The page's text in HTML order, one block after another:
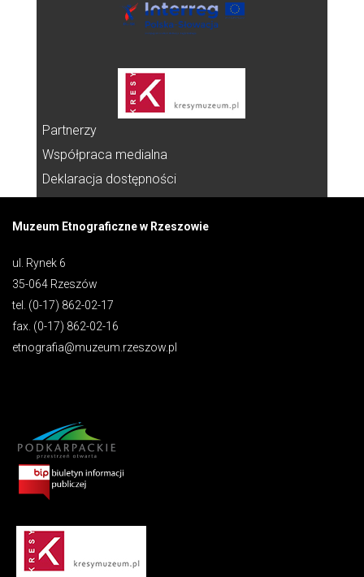
Partnerzy
Współpraca medialna
Deklaracja dostępności
Muzeum Etnograficzne w Rzeszowie
ul. Rynek 6
35-064 Rzeszów
tel. (0-17) 862-02-17
fax. (0-17) 862-02-16
etnografia@muzeum.rzeszow.pl